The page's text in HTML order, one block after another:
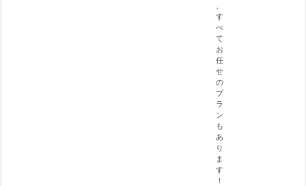
す
べ
て
お
任
せ
の
プ
ラ
ン
も
あ
り
ま
す
！